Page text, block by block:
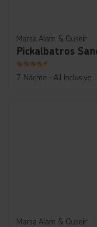
Marsa Alam & Quseir
4.5
7 Nächte ∙ All Inclusive
Marsa Alam & Quseir